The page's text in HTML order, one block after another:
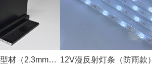
材（2.3mm黑 12V漫反射灯条（防雨款）